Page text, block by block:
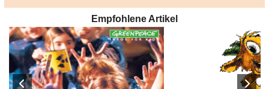
Empfohlene Artikel